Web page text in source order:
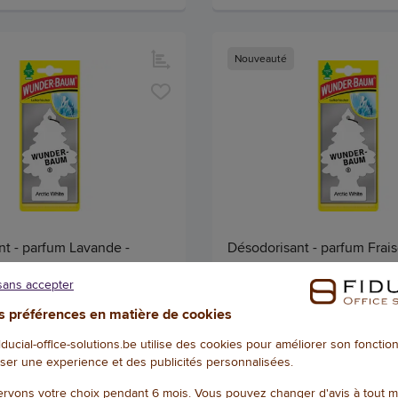
- parfum Lavande -
EXPÉDIÉ SOUS 2 À 5 JOURS
Nouveauté
Désodorisant - parfum
Wunderbaum
Référence : W55157
DISPONIBLE, EXPÉDIÉ SOUS 2
préférences en matière de cookies
office-solutions.be utilise des cookies pour améliorer son
une experience et des publicités personnalisées.
votre choix pendant 6 mois. Vous pouvez changer d'avis à tout
accepter